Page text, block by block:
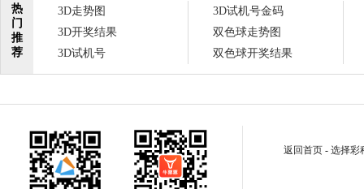
热
门
推
荐
3D走势图
3D开奖结果
3D试机号
3D试机号金码
双色球走势图
双色球开奖结果
返回首页 - 选择彩